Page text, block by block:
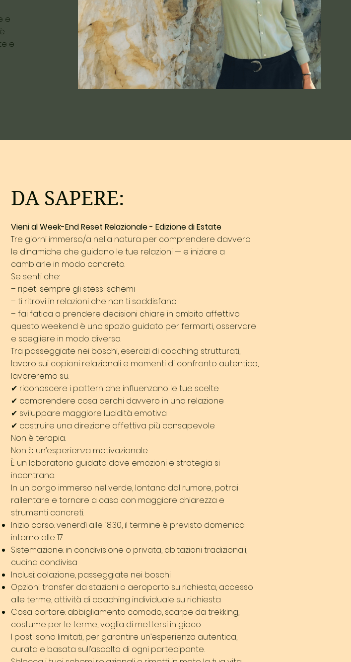
e
e
DA SAPERE:
Vieni al Week-End Reset Relazionale - Edizione di Estate
Tre giorni immerso/a nella natura per comprendere davvero
le dinamiche che guidano le tue relazioni — e iniziare a
cambiarle in modo concreto.
Se senti che:
– ripeti sempre gli stessi schemi
– ti ritrovi in relazioni che non ti soddisfano
– fai fatica a prendere decisioni chiare in ambito affettivo
questo weekend è uno spazio guidato per fermarti, osservare
e scegliere in modo diverso.
Tra passeggiate nei boschi, esercizi di coaching strutturati,
lavoro sui copioni relazionali e momenti di confronto autentico,
lavoreremo su:
✔ riconoscere i pattern che influenzano le tue scelte
✔ comprendere cosa cerchi davvero in una relazione
✔ sviluppare maggiore lucidità emotiva
✔ costruire una direzione affettiva più consapevole
Non è terapia.
Non è un’esperienza motivazionale.
È un laboratorio guidato dove emozioni e strategia si
incontrano.
In un borgo immerso nel verde, lontano dal rumore, potrai
rallentare e tornare a casa con maggiore chiarezza e
strumenti concreti.
Inizio corso: venerdì alle 18:30, il termine è previsto domenica
intorno alle 17
Sistemazione: in condivisione o privata, abitazioni tradizionali,
cucina condivisa
Inclusi: colazione, passeggiate nei boschi
Opzioni: transfer da stazioni o aeroporto su richiesta, accesso
alle terme, attività di coaching individuale su richiesta
Cosa portare: abbigliamento comodo, scarpe da trekking,
costume per le terme, voglia di mettersi in gioco
I posti sono limitati, per garantire un’esperienza autentica,
curata e basata sull’ascolto di ogni partecipante.